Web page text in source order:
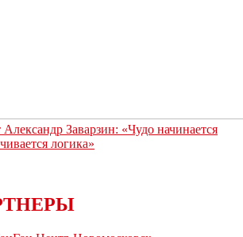
Заварзин: «Чудо начинается
логика»